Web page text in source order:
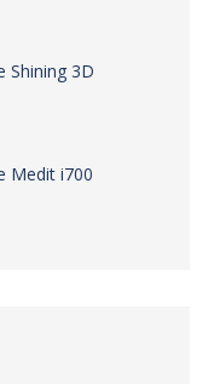
Shining 3D
Medit i700